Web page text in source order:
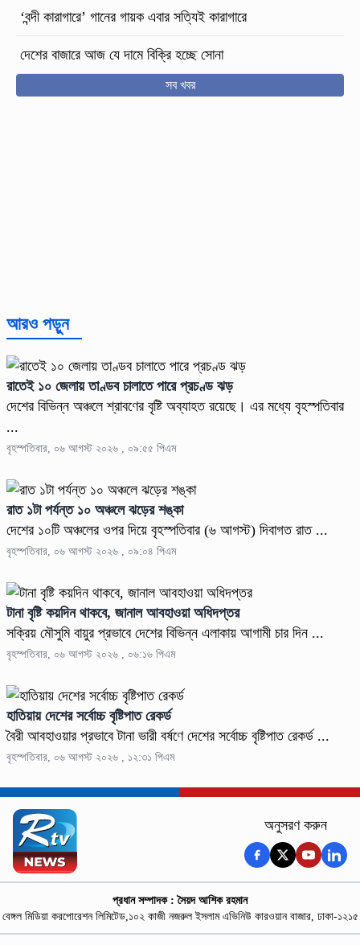
‘বন্দী কারাগারে’ গানের গায়ক এবার সত্যিই কারাগারে
দেশের বাজারে আজ যে দামে বিক্রি হচ্ছে সোনা
সব খবর
আরও পড়ুন
রাতেই ১০ জেলায় তাণ্ডব চালাতে পারে প্রচণ্ড ঝড়
দেশের বিভিন্ন অঞ্চলে শ্রাবণের বৃষ্টি অব্যাহত রয়েছে। এর মধ্যে বৃহস্পতিবার
...
বৃহস্পতিবার, ০৬ আগস্ট ২০২৬ , ০৯:৫৫ পিএম
রাত ১টা পর্যন্ত ১০ অঞ্চলে ঝড়ের শঙ্কা
দেশের ১০টি অঞ্চলের ওপর দিয়ে বৃহস্পতিবার (৬ আগস্ট) দিবাগত রাত ...
বৃহস্পতিবার, ০৬ আগস্ট ২০২৬ , ০৯:০৪ পিএম
টানা বৃষ্টি কয়দিন থাকবে, জানাল আবহাওয়া অধিদপ্তর
সক্রিয় মৌসুমি বায়ুর প্রভাবে দেশের বিভিন্ন এলাকায় আগামী চার দিন ...
বৃহস্পতিবার, ০৬ আগস্ট ২০২৬ , ০৬:১৬ পিএম
হাতিয়ায় দেশের সর্বোচ্চ বৃষ্টিপাত রেকর্ড
বৈরী আবহাওয়ার প্রভাবে টানা ভারী বর্ষণে দেশের সর্বোচ্চ বৃষ্টিপাত রেকর্ড ...
বৃহস্পতিবার, ০৬ আগস্ট ২০২৬ , ১২:৩১ পিএম
অনুসরণ করুন
প্রধান সম্পাদক : সৈয়দ আশিক রহমান
বেঙ্গল মিডিয়া করপোরেশন লিমিটেড,১০২ কাজী নজরুল ইসলাম এভিনিউ কারওয়ান বাজার, ঢাকা-১২১৫